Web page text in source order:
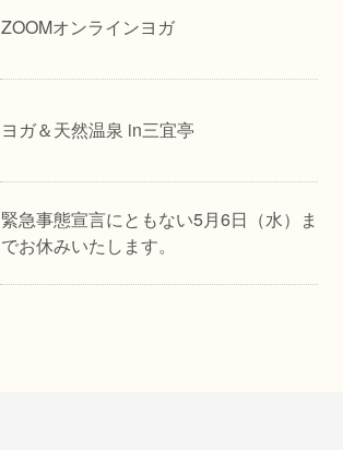
ZOOMオンラインヨガ
ヨガ＆天然温泉 in三宜亭
緊急事態宣言にともない5月6日（水）ま
でお休みいたします。